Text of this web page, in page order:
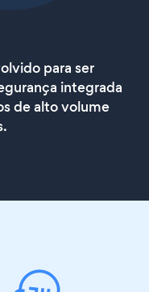
para ser
integrada
de alto volume